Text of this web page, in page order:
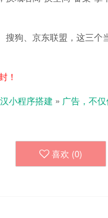
狗、京东联盟，这三
！
小程序搭建 » 广告，不
喜欢 (0)